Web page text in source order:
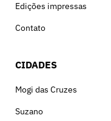
Edições impressas
Contato
CIDADES
Mogi das Cruzes
Suzano